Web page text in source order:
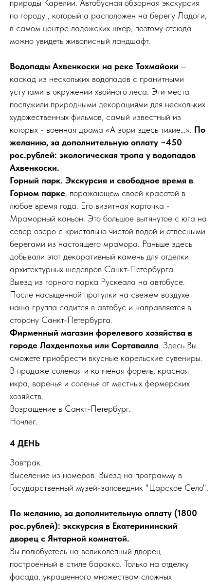
природы Карелии. Автобусная обзорная экскурсия
по городу , который а расположен на берегу Ладоги,
в самом центре ладожских шхер, поэтому отсюда
можно увидеть живописный ландшафт.
Водопады Ахвенкоски на реке Тохмайоки –
каскад из нескольких водопадов с гранитными
уступами в окружении хвойного леса. Эти места
послужили природными декорациями для нескольких
художественных фильмов, самый известный из
которых - военная драма «А зори здесь тихие…». По
желанию, за дополнительную оплату ~450
рос.рублей: экологическая тропа у водопадов
Ахвенкоски.
Горный парк. Экскурсия и свободное время в
Горном парке, поражающем своей красотой в
любое время года. Его визитная карточка -
Мраморный каньон. Это большое вытянутое с юга на
север озеро с кристально чистой водой и отвесными
берегами из настоящего мрамора. Раньше здесь
добывали этот декоративный камень для отделки
архитектурных шедевров Санкт-Петербурга.
Выезд из горного парка Рускеала на автобусе.
После насыщенной прогулки на свежем воздухе
наша группа садится в автобус и направляется в
сторону Санкт-Петербурга.
Фирменный магазин форелевого хозяйства в
городе Лахденпохья или Сортавалла . Здесь Вы
сможете приобрести вкусные карельские сувениры.
В продаже соленая и копченая форель, красная
икра, варенья и соленья от местных фермерских
хозяйств.
Возращение в Санкт-Петербург.
Ночлег.
4 ДЕНЬ
Завтрак.
Выселение из номеров. Выезд на программу в
Государственный музей-заповедник "Царское Село".
По желанию, за дополнительную оплату (1800
рос.рублей): экскурсия в Екатерининский
дворец с Янтарной комнатой.
Вы полюбуетесь на великолепный дворец
построенный в стиле барокко. Только на отделку
фасада, украшенного множеством сложных